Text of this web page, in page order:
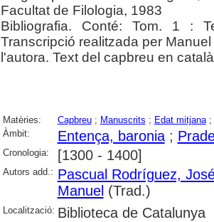
Facultat de Filologia, 1983
Bibliografia. Conté: Tom. 1 :
Transcripció realitzada per
l'autora. Text del capbreu en
Matèries: Capbreu; Manuscrits ; Edat mitjana;
Àmbit:
Entença, baronia;
Cronologia: [1300 - 1400]
Autors add.: Pascual Rodríguez,
Manuel (Trad.)
Localització: Biblioteca de Catalunya